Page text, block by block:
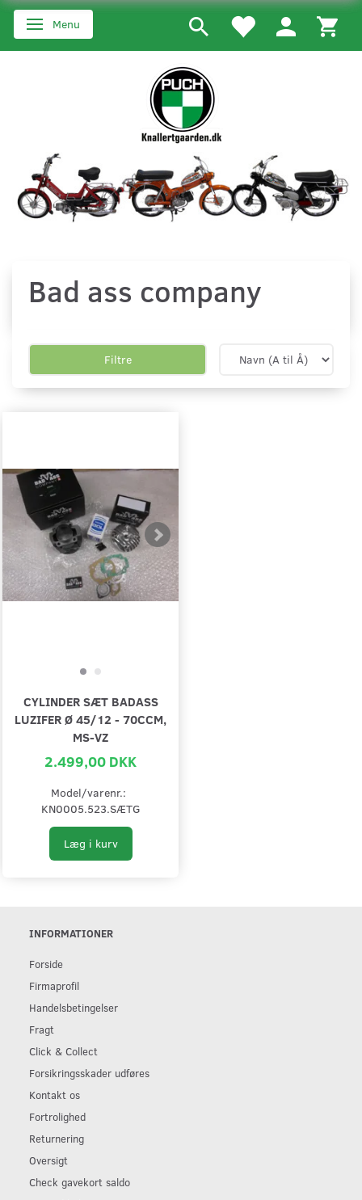
Skifte navigation
Menu
Bad ass company
Filtre
CYLINDER SÆT BADASS
LUZIFER Ø 45/12 - 70CCM,
MS-VZ
2.499,00 DKK
Model/varenr.:
KN0005.523.SÆTG
Læg i kurv
INFORMATIONER
Forside
Firmaprofil
Handelsbetingelser
Fragt
Click & Collect
Forsikringsskader udføres
Kontakt os
Fortrolighed
Returnering
Oversigt
Check gavekort saldo